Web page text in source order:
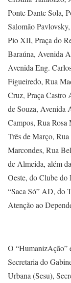
Ponte Dante Sola,
Salomão
Pio XII, Praça do
Baraúna, Avenida
Avenida Eng.
Figueiredo, Rua
Cruz, Praça Castro
de Souza, Avenida
Campos, Rua
Três de Março,
Marcondes, Rua
de Almeida, além
Oeste, do Clube
“Saca Só” AD, do
Atenção ao
O “HumanizAção”
Secretaria do
Urbana (Sesu),